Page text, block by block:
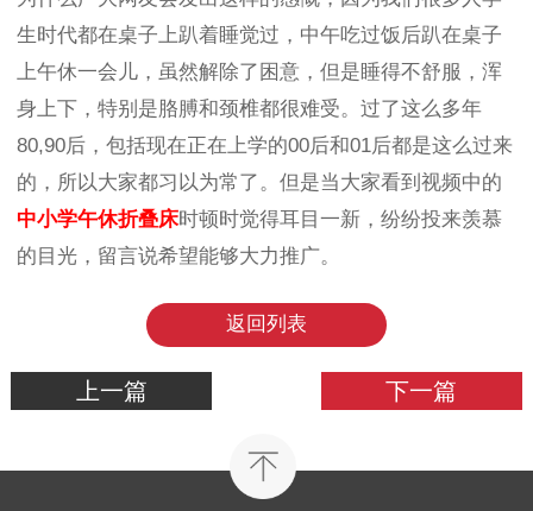
生时代都在桌子上趴着睡觉过，中午吃过饭后趴在桌子
上午休一会儿，虽然解除了困意，但是睡得不舒服，浑
身上下，特别是胳膊和颈椎都很难受。 过了这么多年
80,90后，包括现在正在上学的00后和01后都是这么过来
的 ，所以大家都习以为常了。但是当大家看到视频中的
中小学午休折叠床时顿时觉得耳目一新，纷纷投来羡慕
的目光，留言说希望能够大力推广。
返回列表
上一篇 下一篇